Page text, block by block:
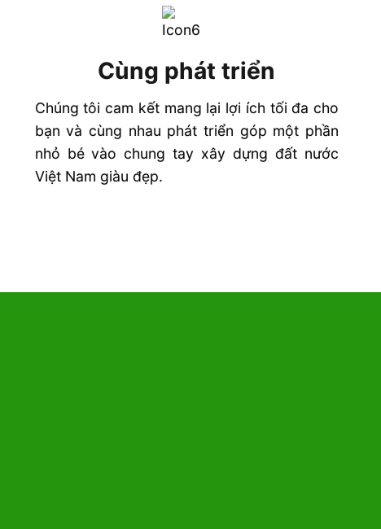
Cùng phát triển
Chúng tôi cam kết mang lại lợi ích tối đa cho
bạn và cùng nhau phát triển góp một phần
nhỏ bé vào chung tay xây dựng đất nước
Việt Nam giàu đẹp.